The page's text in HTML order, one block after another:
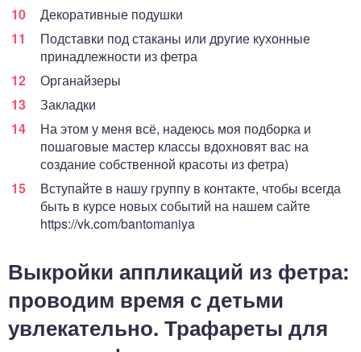
Декоративные подушки
Подставки под стаканы или другие кухонные
принадлежности из фетра
Органайзеры
Закладки
На этом у меня всё, надеюсь моя подборка и
пошаговые мастер классы вдохновят вас на
создание собственной красоты из фетра)
Вступайте в нашу группу в контакте, чтобы всегда
быть в курсе новых событий на нашем сайте
https://vk.com/bantomaniya
Выкройки аппликаций из фетра:
проводим время с детьми
увлекательно. Трафареты для